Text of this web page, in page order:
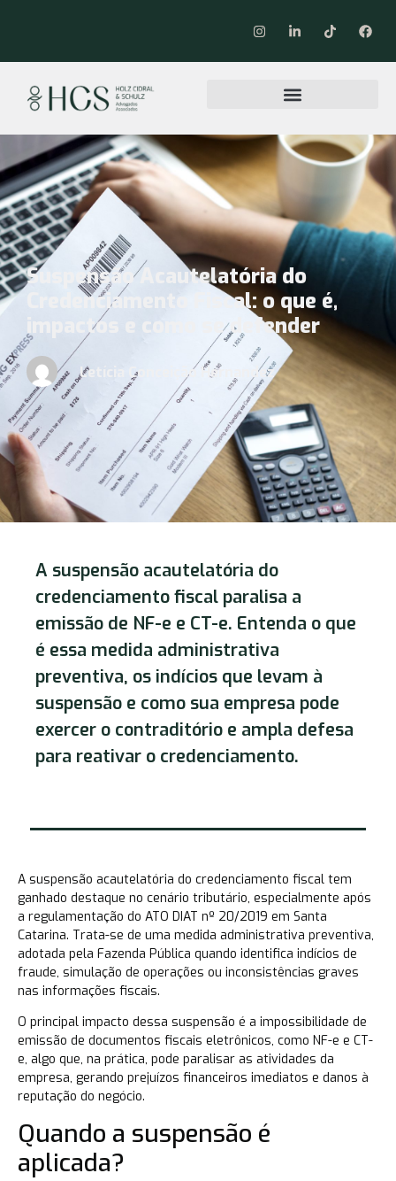
Suspensão Acautelatória do
Credenciamento Fiscal: o que é,
impactos e como se defender
Letícia Conceição Hernandez
A suspensão acautelatória do
credenciamento fiscal paralisa a
emissão de NF-e e CT-e. Entenda o que
é essa medida administrativa
preventiva, os indícios que levam à
suspensão e como sua empresa pode
exercer o contraditório e ampla defesa
para reativar o credenciamento.
A suspensão acautelatória do credenciamento fiscal tem
ganhado destaque no cenário tributário, especialmente após
a regulamentação do ATO DIAT nº 20/2019 em Santa
Catarina. Trata-se de uma medida administrativa preventiva,
adotada pela Fazenda Pública quando identifica indícios de
fraude, simulação de operações ou inconsistências graves
nas informações fiscais.
O principal impacto dessa suspensão é a impossibilidade de
emissão de documentos fiscais eletrônicos, como NF-e e CT-
e, algo que, na prática, pode paralisar as atividades da
empresa, gerando prejuízos financeiros imediatos e danos à
reputação do negócio.
Quando a suspensão é
aplicada?